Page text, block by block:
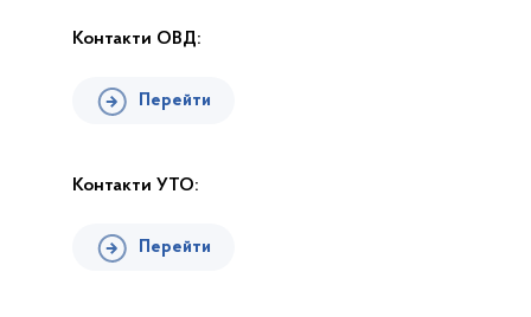
Контакти ОВД:
Перейти
Контакти УТО:
Перейти